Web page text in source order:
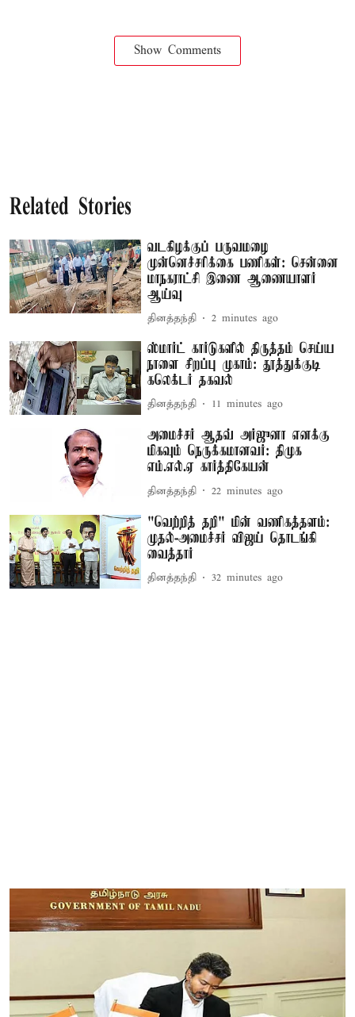
Show Comments
Related Stories
வடகிழக்குப் பருவமழை
முன்னெச்சரிக்கை பணிகள்: சென்னை
மாநகராட்சி இணை ஆணையாளர்
ஆய்வு
தினத்தந்தி 2 minutes ago
ஸ்மார்ட் கார்டுகளில் திருத்தம் செய்ய
நாளை சிறப்பு முகாம்: தூத்துக்குடி
கலெக்டர் தகவல்
தினத்தந்தி 11 minutes ago
அமைச்சர் ஆதவ் அர்ஜுனா எனக்கு
மிகவும் நெருக்கமானவர்: திமுக
எம்.எல்.ஏ கார்த்திகேயன்
தினத்தந்தி 22 minutes ago
"வெற்றித் தறி" மின் வணிகத்தளம்:
முதல்-அமைச்சர் விஜய் தொடங்கி
வைத்தார்
தினத்தந்தி 32 minutes ago